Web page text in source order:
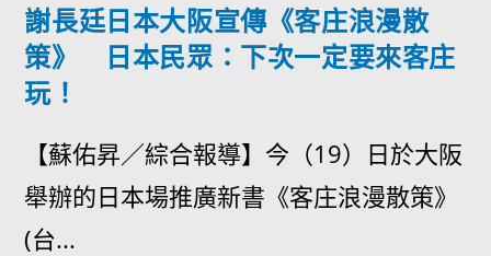
謝長廷日本大阪宣傳《客庄浪漫散
策》 日本民眾：下次一定要來客庄
玩！
【蘇佑昇／綜合報導】今（19）日於大阪
舉辦的日本場推廣新書《客庄浪漫散策》
(台...